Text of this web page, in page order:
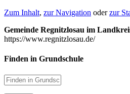
Zum Inhalt, zur Navigation oderzur
Gemeinde Regnitzlosau im
https://www.regnitzlosau.de/
Finden in Grundschule